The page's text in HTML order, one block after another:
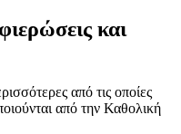
και
από τις οποίες
από την Καθολική